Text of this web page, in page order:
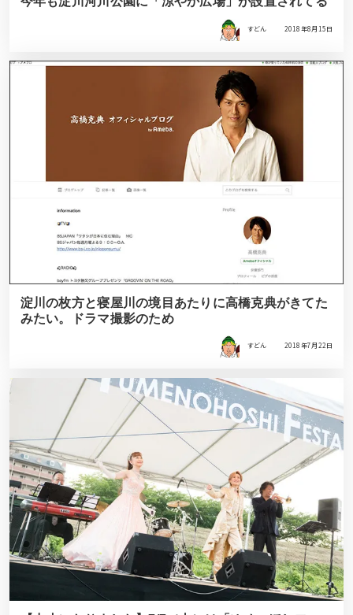
すどん 2018年8月15日
淀川の枚方と寝屋川の境目あたりに高橋克典がきてた
みたい。ドラマ撮影のため
すどん 2018年7月22日